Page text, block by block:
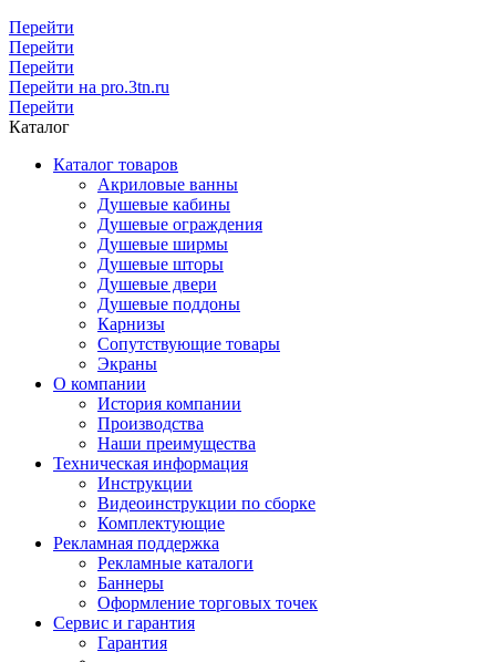
Перейти
Перейти
Перейти
Перейти на pro.3tn.ru
Перейти
Каталог
Каталог товаров
Акриловые ванны
Душевые кабины
Душевые ограждения
Душевые ширмы
Душевые шторы
Душевые двери
Душевые поддоны
Карнизы
Сопутствующие товары
Экраны
О компании
История компании
Производства
Наши преимущества
Техническая информация
Инструкции
Видеоинструкции по сборке
Комплектующие
Рекламная поддержка
Рекламные каталоги
Баннеры
Оформление торговых точек
Сервис и гарантия
Гарантия